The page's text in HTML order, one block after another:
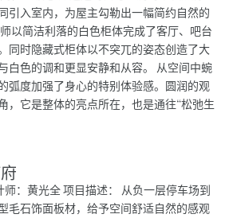
引入室内，为屋主勾勒出一幅简约自然的
以简洁利落的白色柜体完成了客厅、吧台
同时隐藏式柜体以不突兀的姿态创造了大
白色的调和更显安静和从容。 从空间中蜿
弧度加强了身心的特别体验感。圆润的观
，它是整体的亮点所在，也是通往“松弛生
师：黄光全 项目描述： 从负一层停车场到
毛石饰面板材，给予空间舒适自然的感观